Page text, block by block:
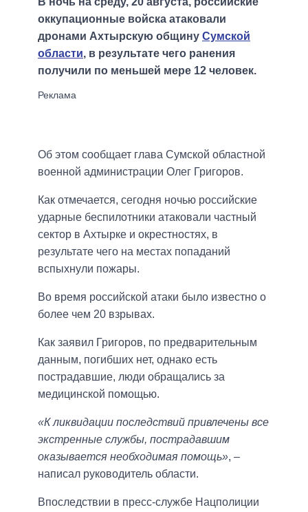
оккупационные войска атаковали
дронами Ахтырскую общину Сумской
области, в результате чего ранения
получили по меньшей мере 12 человек.
Об этом сообщает глава Сумской областной
военной администрации Олег Григоров.
Как отмечается, сегодня ночью российские
ударные беспилотники атаковали частный
сектор в Ахтырке и окрестностях, в
результате чего на местах попаданий
вспыхнули пожары.
Во время российской атаки было известно о
более чем 20 взрывах.
Как заявил Григоров, по предварительным
данным, погибших нет, однако есть
пострадавшие, люди обращались за
медицинской помощью.
«К ликвидации последствий привлечены все
экстренные службы, пострадавшим
оказывается необходимая помощь», –
написал руководитель области.
Впоследствии в пресс-службе Нацполиции